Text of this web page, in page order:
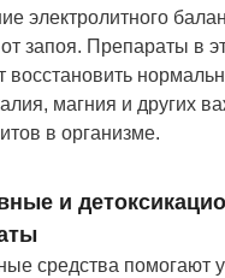
электролитного
запоя. Препараты в
восстановить
магния и других
в организме.
и
средства помогают